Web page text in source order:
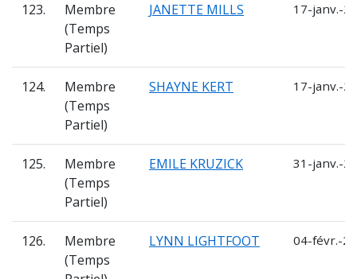
123.
Membre
(Temps
Partiel)
JANETTE MILLS 17-janv.-
124.
Membre
(Temps
Partiel)
SHAYNE KERT 17-janv.-
125.
Membre
(Temps
Partiel)
EMILE KRUZICK 31-janv.-
126.
Membre
(Temps
LYNN LIGHTFOOT 04-févr.-